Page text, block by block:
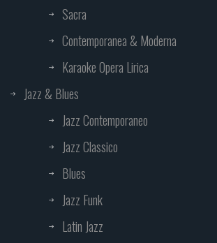
Sacra
Contemporanea & Moderna
Karaoke Opera Lirica
Jazz & Blues
Jazz Contemporaneo
Jazz Classico
Blues
Jazz Funk
Latin Jazz